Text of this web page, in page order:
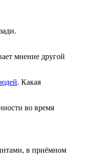
мнение другой
. Какая
во время
в приёмном